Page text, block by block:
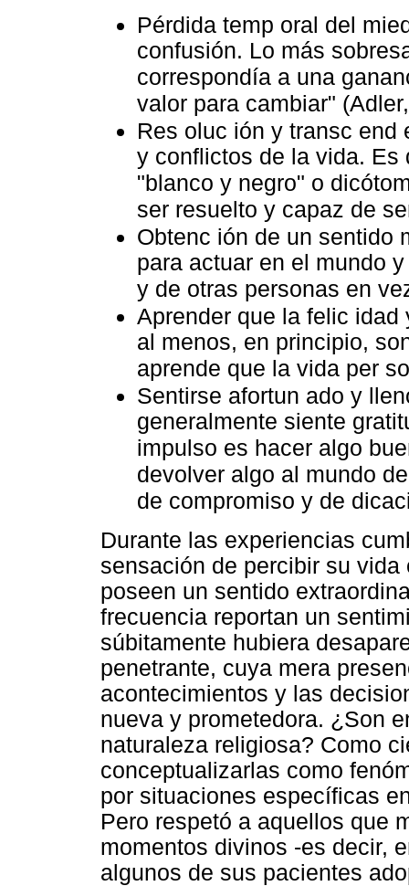
Pérdida temp oral del
confusión. Lo más
correspondía a una
valor para cambiar"
Res oluc ión y transc
y conflictos de la vida. Es
"blanco y negro" o
ser resuelto y capaz de
Obtenc ión de un sentido
para actuar en el mundo
y de otras personas en
Aprender que la felic
al menos, en principio,
aprende que la vida per
Sentirse afortun ado y
generalmente siente
impulso es hacer algo
devolver algo al mundo
de compromiso y de
Durante las experiencias
sensación de percibir su
poseen un sentido
frecuencia reportan un
súbitamente hubiera
penetrante, cuya mera
acontecimientos y las
nueva y prometedora. ¿Son
naturaleza religiosa? Como
conceptualizarlas como
por situaciones específicas
Pero respetó a aquellos que
momentos divinos -es decir,
algunos de sus pacientes